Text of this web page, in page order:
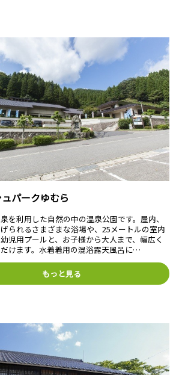
パークゆむら
を利用した自然の中の温泉公園です。屋内、
られるさまざまな浴場や、25メートルの室内
児用プールと、お子様から大人まで、幅広く
けます。水着着用の混浴露天風呂に…
もっと見る